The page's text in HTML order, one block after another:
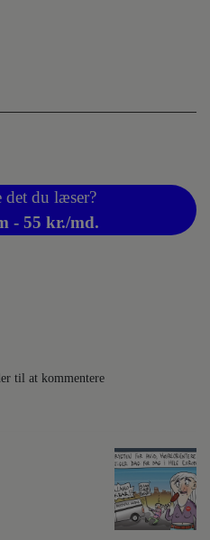
du læser?
- 55 kr./md.
til at kommentere